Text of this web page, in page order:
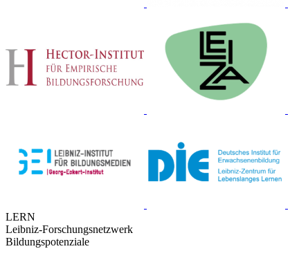
LERN
Leibniz-Forschungsnetzwerk
Bildungspotenziale